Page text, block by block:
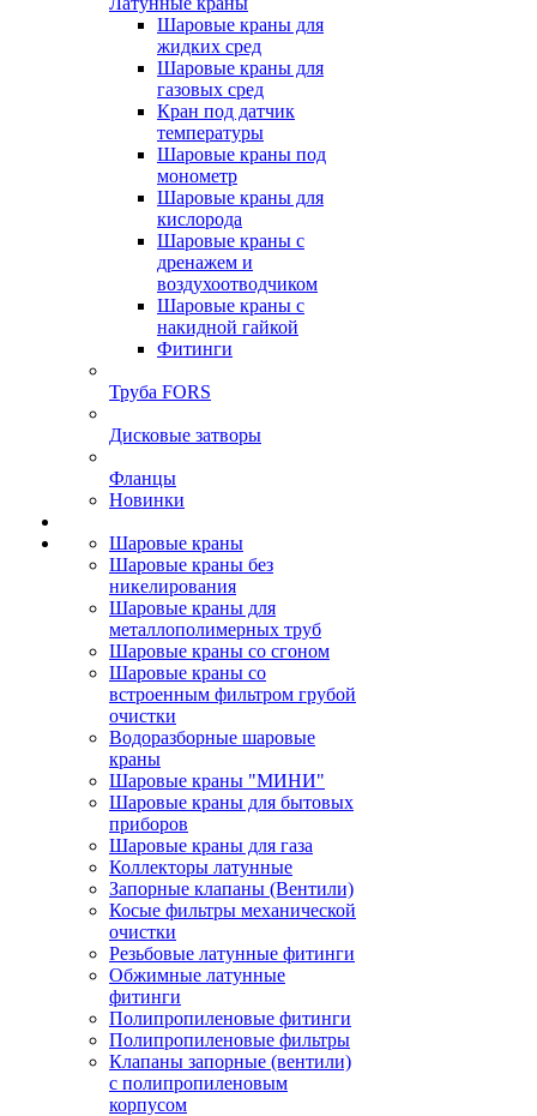
Шаровые краны для
жидких сред
Шаровые краны для
газовых сред
Кран под датчик
температуры
Шаровые краны под
монометр
Шаровые краны для
кислорода
Шаровые краны с
дренажем и
воздухоотводчиком
Шаровые краны с
накидной гайкой
Фитинги
Труба FORS
Дисковые затворы
Фланцы
Новинки
Шаровые краны
Шаровые краны без
никелирования
Шаровые краны для
металлополимерных труб
Шаровые краны со сгоном
Шаровые краны со
встроенным фильтром грубой
очистки
Водоразборные шаровые
краны
Шаровые краны "МИНИ"
Шаровые краны для бытовых
приборов
Шаровые краны для газа
Коллекторы латунные
Запорные клапаны (Вентили)
Косые фильтры механической
очистки
Резьбовые латунные фитинги
Обжимные латунные
фитинги
Полипропиленовые фитинги
Полипропиленовые фильтры
Клапаны запорные (вентили)
с полипропиленовым
корпусом